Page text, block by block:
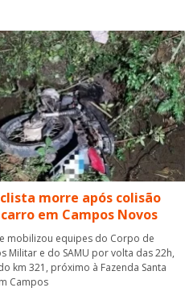
morre após colisão
em Campos Novos
mobilizou equipes do Corpo de
Militar e do SAMU por volta das 22h,
km 321, próximo à Fazenda Santa
Campos